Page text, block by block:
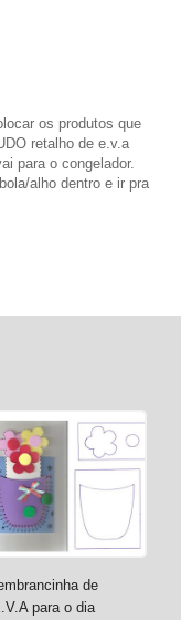
os produtos que
retalho de e.v.a
para o congelador.
alho dentro e ir pra
de
para o dia